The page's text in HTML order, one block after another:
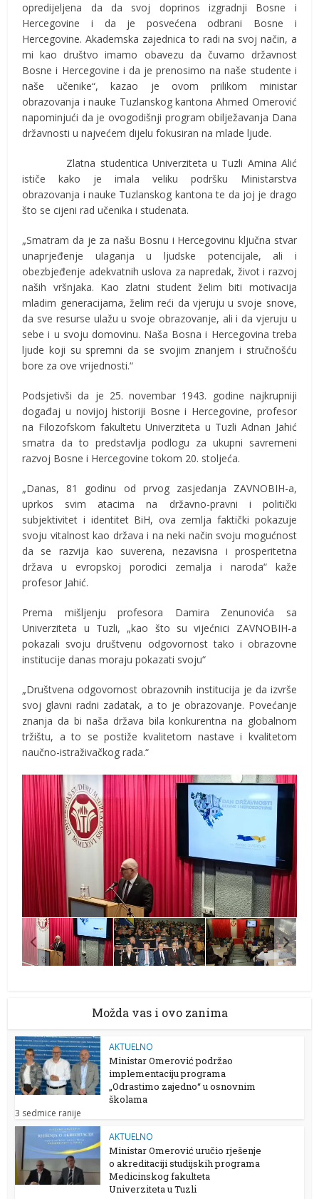
opredijeljena da da svoj doprinos izgradnji Bosne i
Hercegovine i da je posvećena odbrani Bosne i
Hercegovine. Akademska zajednica to radi na svoj način, a
mi kao društvo imamo obavezu da čuvamo državnost
Bosne i Hercegovine i da je prenosimo na naše studente i
naše učenike“, kazao je ovom prilikom ministar
obrazovanja i nauke Tuzlanskog kantona Ahmed Omerović
napominjući da je ovogodišnji program obilježavanja Dana
državnosti u najvećem dijelu fokusiran na mlade ljude.
Zlatna studentica Univerziteta u Tuzli Amina Alić
ističe kako je imala veliku podršku Ministarstva
obrazovanja i nauke Tuzlanskog kantona te da joj je drago
što se cijeni rad učenika i studenata.
„Smatram da je za našu Bosnu i Hercegovinu ključna stvar
unaprjeđenje ulaganja u ljudske potencijale, ali i
obezbjeđenje adekvatnih uslova za napredak, život i razvoj
naših vršnjaka. Kao zlatni student želim biti motivacija
mladim generacijama, želim reći da vjeruju u svoje snove,
da sve resurse ulažu u svoje obrazovanje, ali i da vjeruju u
sebe i u svoju domovinu. Naša Bosna i Hercegovina treba
ljude koji su spremni da se svojim znanjem i stručnošću
bore za ove vrijednosti.“
Podsjetivši da je 25. novembar 1943. godine najkrupniji
događaj u novijoj historiji Bosne i Hercegovine, profesor
na Filozofskom fakultetu Univerziteta u Tuzli Adnan Jahić
smatra da to predstavlja podlogu za ukupni savremeni
razvoj Bosne i Hercegovine tokom 20. stoljeća.
„Danas, 81 godinu od prvog zasjedanja ZAVNOBIH-a,
uprkos svim atacima na državno-pravni i politički
subjektivitet i identitet BiH, ova zemlja faktički pokazuje
svoju vitalnost kao država i na neki način svoju mogućnost
da se razvija kao suverena, nezavisna i prosperitetna
država u evropskoj porodici zemalja i naroda“ kaže
profesor Jahić.
Prema mišljenju profesora Damira Zenunovića sa
Univerziteta u Tuzli, „kao što su vijećnici ZAVNOBIH-a
pokazali svoju društvenu odgovornost tako i obrazovne
institucije danas moraju pokazati svoju“
„Društvena odgovornost obrazovnih institucija je da izvrše
svoj glavni radni zadatak, a to je obrazovanje. Povećanje
znanja da bi naša država bila konkurentna na globalnom
tržištu, a to se postiže kvalitetom nastave i kvalitetom
naučno-istraživačkog rada.“
Možda vas i ovo zanima
AKTUELNO
Ministar Omerović podržao
implementaciju programa
„Odrastimo zajedno“ u osnovnim
školama
3 sedmice ranije
AKTUELNO
Ministar Omerović uručio rješenje
o akreditaciji studijskih programa
Medicinskog fakulteta
Univerziteta u Tuzli